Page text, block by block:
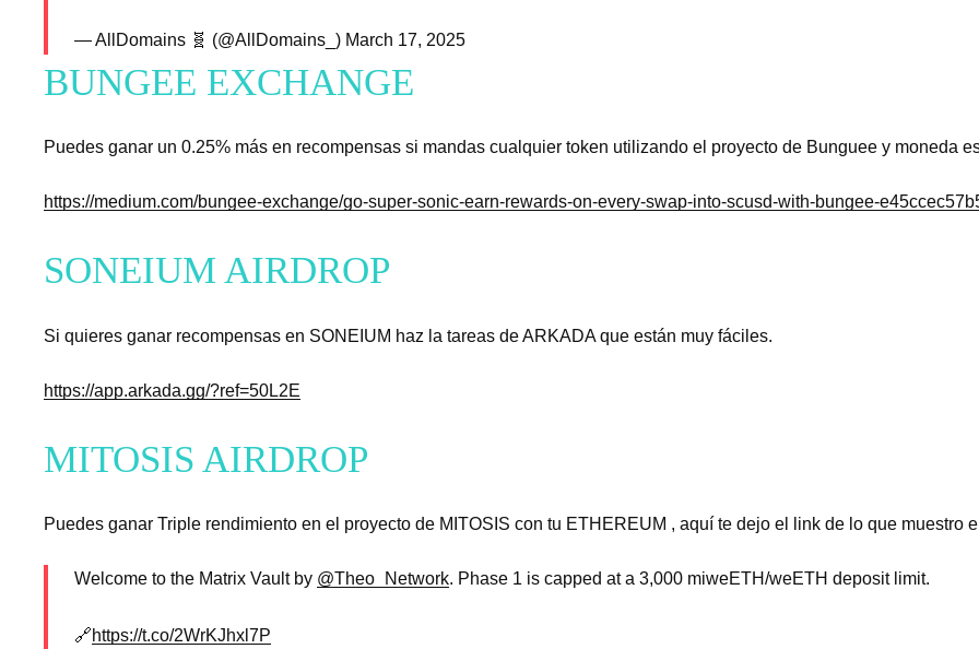
— AllDomains 🧬 (@AllDomains_) March 17, 2025
BUNGEE EXCHANGE
Puedes ganar un 0.25% más en recompensas si mandas cualquier token utilizando el proyecto de Bunguee y moneda
https://medium.com/bungee-exchange/go-super-sonic-earn-rewards-on-every-swap-into-scusd-with-bungee-
SONEIUM AIRDROP
Si quieres ganar recompensas en SONEIUM haz la tareas de ARKADA que están muy fáciles.
https://app.arkada.gg/?ref=50L2E
MITOSIS AIRDROP
Puedes ganar Triple rendimiento en el proyecto de MITOSIS con tu ETHEREUM , aquí te dejo el link de lo que muestro
Welcome to the Matrix Vault by @Theo_Network. Phase 1 is capped at a 3,000 miweETH/weETH deposit limit.
🔗https://t.co/2WrKJhxl7P